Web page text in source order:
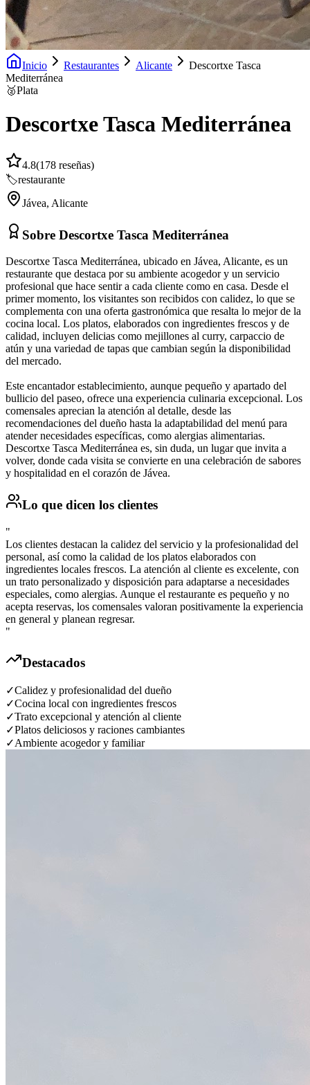
Inicio Restaurantes Alicante
Descortxe Tasca
Mediterránea
🥈Plata
Descortxe Tasca Mediterránea
4.8(178 reseñas)
🏷️restaurante
Jávea, Alicante
Sobre Descortxe Tasca Mediterránea
Descortxe Tasca Mediterránea, ubicado en Jávea, Alicante, es un
restaurante que destaca por su ambiente acogedor y un servicio
profesional que hace sentir a cada cliente como en casa. Desde el
primer momento, los visitantes son recibidos con calidez, lo que se
complementa con una oferta gastronómica que resalta lo mejor de la
cocina local. Los platos, elaborados con ingredientes frescos y de
calidad, incluyen delicias como mejillones al curry, carpaccio de
atún y una variedad de tapas que cambian según la disponibilidad
del mercado.
Este encantador establecimiento, aunque pequeño y apartado del
bullicio del paseo, ofrece una experiencia culinaria excepcional. Los
comensales aprecian la atención al detalle, desde las
recomendaciones del dueño hasta la adaptabilidad del menú para
atender necesidades específicas, como alergias alimentarias.
Descortxe Tasca Mediterránea es, sin duda, un lugar que invita a
volver, donde cada visita se convierte en una celebración de sabores
y hospitalidad en el corazón de Jávea.
Lo que dicen los clientes
"
Los clientes destacan la calidez del servicio y la profesionalidad del
personal, así como la calidad de los platos elaborados con
ingredientes locales frescos. La atención al cliente es excelente, con
un trato personalizado y disposición para adaptarse a necesidades
especiales, como alergias. Aunque el restaurante es pequeño y no
acepta reservas, los comensales valoran positivamente la experiencia
en general y planean regresar.
"
Destacados
✓Calidez y profesionalidad del dueño
✓Cocina local con ingredientes frescos
✓Trato excepcional y atención al cliente
✓Platos deliciosos y raciones cambiantes
✓Ambiente acogedor y familiar